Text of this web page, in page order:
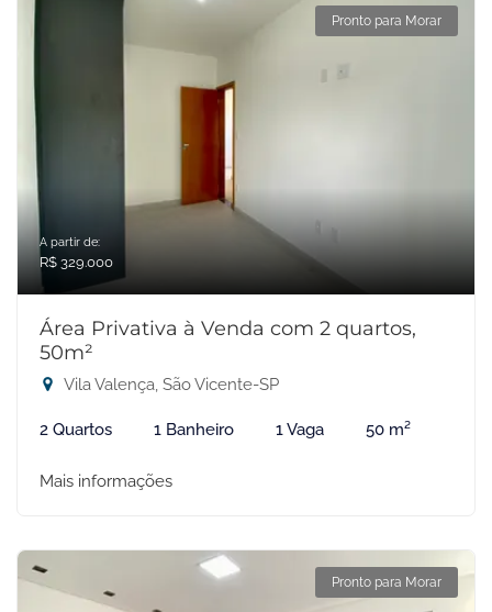
Pronto para Morar
A partir de:
R$ 329.000
Área Privativa à Venda com 2 quartos,
50m²
Vila Valença, São Vicente-SP
2 Quartos 1 Banheiro 1 Vaga 50 m²
Mais informações
Pronto para Morar